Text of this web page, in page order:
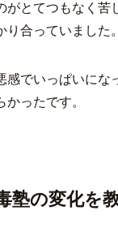
がとてつもなく苦
り合っていました。
感でいっぱいに
かったです。
塾の変化を